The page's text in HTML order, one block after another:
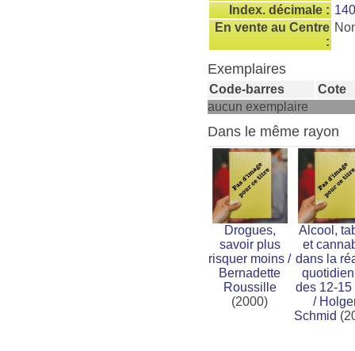
Index. décimale : 140
En vente au Centre
:
Exemplaires
Code-barres
Cote
aucun exemplaire
Dans le même rayon
Drogues,
savoir plus
risquer moins /
Bernadette
Roussille
(2000)
Alcool,
et
dans la
des 12-15
/
Schmid